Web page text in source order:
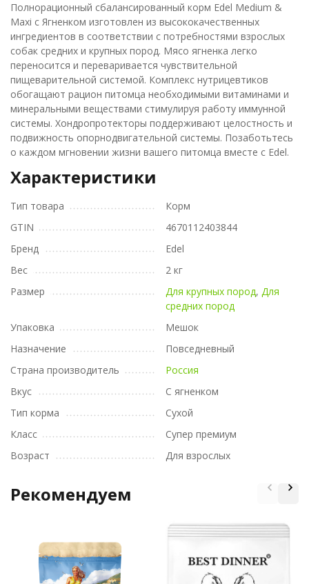
Полнорационный сбалансированный корм Edel Medium &
Maxi с Ягненком изготовлен из высококачественных
ингредиентов в соответствии с потребностями взрослых
собак средних и крупных пород. Мясо ягненка легко
переносится и переваривается чувствительной
пищеварительной системой. Комплекс нутрицевтиков
обогащают рацион питомца необходимыми витаминами и
минеральными веществами стимулируя работу иммунной
системы. Хондропротекторы поддерживают целостность и
подвижность опорнодвигательной системы. Позаботьтесь
о каждом мгновении жизни вашего питомца вместе с Edel.
Характеристики
Тип товара
Корм
GTIN
4670112403844
Бренд
Edel
Вес
2 кг
Размер
Для крупных пород, Для
средних пород
Упаковка
Мешок
Назначение
Повседневный
Страна производитель
Россия
Вкус
С ягненком
Тип корма
Сухой
Класс
Супер премиум
Возраст
Для взрослых
Рекомендуем